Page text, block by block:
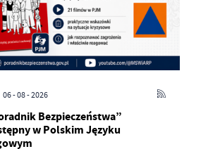
06 - 08 - 2026
Bezpieczeństwa”
w Polskim Języku